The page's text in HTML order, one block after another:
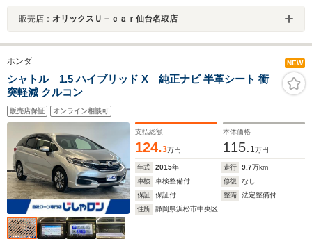
販売店： オリックスＵ－ｃａｒ仙台名取店
ホンダ NEW
シャトル 1.5 ハイブリッド X 純正ナビ 半革シート 衝
突軽減 クルコン
販売店保証 オンライン相談可
支払総額
124.3万円
本体価格
115. 1 万円
年式 2015年 走行 9.7万km
車検
車検整備付 修復
なし
保証
保証付 整備
法定整備付
住所
静岡県浜松市中央区